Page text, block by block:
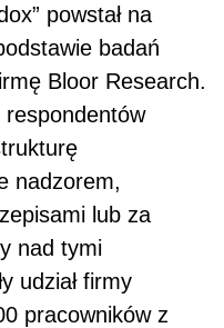
powstał na
badań
Bloor Research.
nadzorem,
lub za
nad tymi
udział firmy
pracowników z